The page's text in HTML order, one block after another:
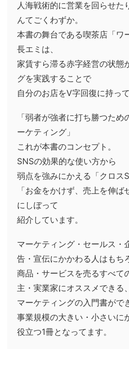
人海戦術的に営業を回らせた
んてごくわずか。
本書の舞台である喫茶店「ワ
長エミは、
家賃すら滞る赤字経営の状態
グを実践することで
自分のお店をV字回復に持っ
「弱者が強者に打ち勝つた
ーケティング」
これが本書のコンセプト。
SNSの効果的な使い方から
弱点を強みにかえる「クロス
「お金をかけず、売上を伸ば
にしぼって
紹介しています。
マーケティング・セールス・
告・宣伝にかかわる人はもち
商品・サービスを売るすべて
主・実業家にオススメできる、
マーケティングの入門書がで
事業規模の大きい・小さいに
役立つ1冊となってます。